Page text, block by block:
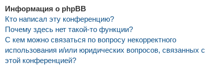
Информация о phpBB
Кто написал эту конференцию?
Почему здесь нет такой-то функции?
С кем можно связаться по вопросу некорректного
использования и/или юридических вопросов, связанных с
этой конференцией?